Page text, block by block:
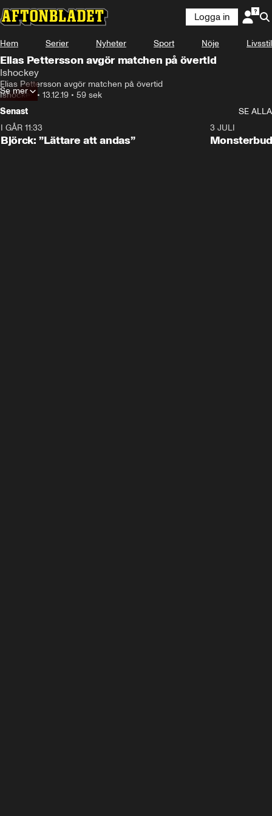
Logga in
Hem Serier Nyheter Sport Nöje Livsstil
Elias Pettersson avgör matchen på övertid
Ishockey
Elias Pettersson avgör matchen på övertid
Ishockey• 13.12.19 • 59 sek
Se mer
Senast
SE ALLA
I GÅR 11:33
Björck: ”Lättare att andas”
3 JULI